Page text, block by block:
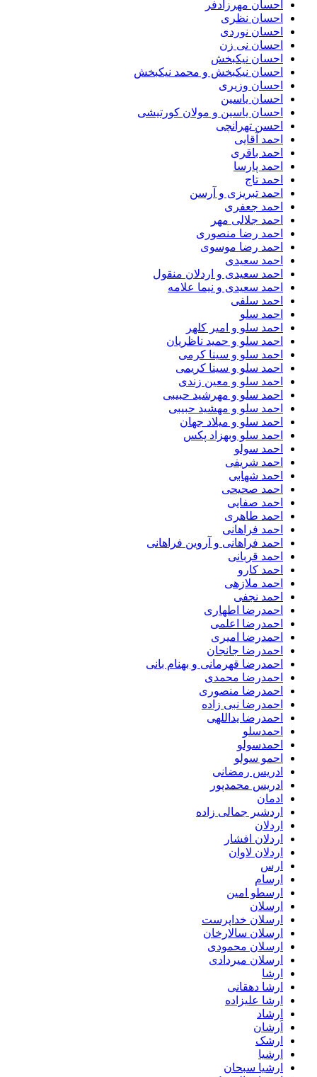
احسان مهرزادفر
احسان نظری
احسان نوردی
احسان نی زن
احسان نیکبخش
احسان نیکبخش و محمد نیکبخش
احسان وزیری
احسان یاسین
احسان یاسین و مولان کورتیشی
احسن تهرانچی
احمد آقایی
احمد باقری
احمد پارسا
احمد تاج
احمد تبریزی و آرسن
احمد جعفری
احمد جلالی مهر
احمد رضا منصوری
احمد رضا موسوی
احمد سعیدی
احمد سعیدی و اردلان منقول
احمد سعیدی و نیما علامه
احمد سلفی
احمد سلو
احمد سلو و امیر کلهر
احمد سلو و حمید ناظریان
احمد سلو و سینا کرمی
احمد سلو و سینا کریمی
احمد سلو و معین زندی
احمد سلو و مهرشید حبیبی
احمد سلو و مهشید حبیبی
احمد سلو و میلاد جهان
احمد سلو وبهزاد پکس
احمد سولو
احمد شریفی
احمد شهابی
احمد صحیحی
احمد صفایی
احمد طاهری
احمد فراهانی
احمد فراهانی و آروین فراهانی
احمد قربانی
احمد کارو
احمد ملازهی
احمد نجفی
احمدرضا اطهاری
احمدرضا اعلمی
احمدرضا امیری
احمدرضا جانجان
احمدرضا قهرمانی و بهنام بانی
احمدرضا محمدی
احمدرضا منصوری
احمدرضا نبی زاده
احمدرضا یداللهی
احمدسلو
احمدسولو
احمو سولو
ادریس رمضانی
ادریس محمدپور
ادمان
اردشیر جمالی زاده
اردلان
اردلان افشار
اردلان لاوان
ارس
ارسام
ارسطو امین
ارسلان
ارسلان خداپرست
ارسلان سالارخان
ارسلان محمودی
ارسلان میردادی
ارشا
ارشا دهقانی
ارشا علیزاده
ارشاد
اَرشان
ارشک
ارشیا
ارشیا سبحان